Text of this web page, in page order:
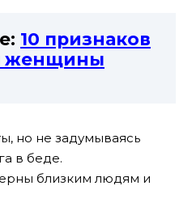
10 признаков
женщины
но не задумываясь
в беде.
близким людям и